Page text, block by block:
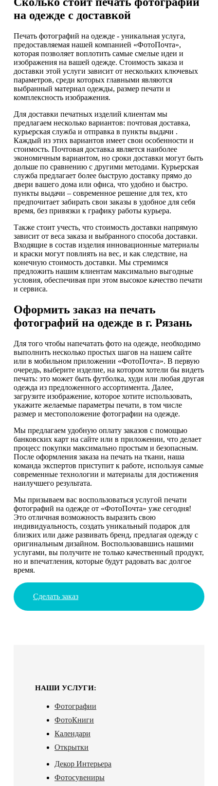
на одежде с доставкой
Печать фотографий на одежде - уникальная услуга,
предоставляемая нашей компанией «ФотоПочта»,
которая позволяет воплотить самые смелые идеи и
изображения на вашей одежде. Стоимость заказа и
доставки этой услуги зависит от нескольких ключевых
параметров, среди которых главными являются
выбранный материал одежды, размер печати и
комплексность изображения.
Для доставки печатных изделий клиентам мы
предлагаем несколько вариантов: почтовая доставка,
курьерская служба и отправка в пункты выдачи .
Каждый из этих вариантов имеет свои особенности и
стоимость. Почтовая доставка является наиболее
экономичным вариантом, но сроки доставки могут быть
дольше по сравнению с другими методами. Курьерская
служба предлагает более быструю доставку прямо до
двери вашего дома или офиса, что удобно и быстро.
пункты выдачи – современное решение для тех, кто
предпочитает забирать свои заказы в удобное для себя
время, без привязки к графику работы курьера.
Также стоит учесть, что стоимость доставки напрямую
зависит от веса заказа и выбранного способа доставки.
Входящие в состав изделия инновационные материалы
и краски могут повлиять на вес, и как следствие, на
конечную стоимость доставки. Мы стремимся
предложить нашим клиентам максимально выгодные
условия, обеспечивая при этом высокое качество печати
и сервиса.
Оформить заказ на печать
фотографий на одежде в г. Рязань
Для того чтобы напечатать фото на одежде, необходимо
выполнить несколько простых шагов на нашем сайте
или в мобильном приложении «ФотоПочта». В первую
очередь, выберите изделие, на котором хотели бы видеть
печать: это может быть футболка, худи или любая другая
одежда из предложенного ассортимента. Далее,
загрузите изображение, которое хотите использовать,
укажите желаемые параметры печати, в том числе
размер и местоположение фотографии на одежде.
Мы предлагаем удобную оплату заказов с помощью
банковских карт на сайте или в приложении, что делает
процесс покупки максимально простым и безопасным.
После оформления заказа на печать на ткани, наша
команда экспертов приступит к работе, используя самые
современные технологии и материалы для достижения
наилучшего результата.
Мы призываем вас воспользоваться услугой печати
фотографий на одежде от «ФотоПочта» уже сегодня!
Это отличная возможность выразить свою
индивидуальность, создать уникальный подарок для
близких или даже развивать бренд, предлагая одежду с
оригинальным дизайном. Воспользовавшись нашими
услугами, вы получите не только качественный продукт,
но и впечатления, которые будут радовать вас долгое
время.
Сделать заказ
НАШИ УСЛУГИ:
Фотографии
ФотоКниги
Календари
Открытки
Декор Интерьера
Фотосувениры